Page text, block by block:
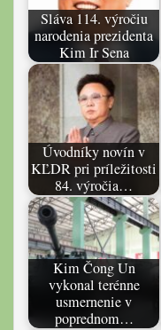
Sláva 114. výročiu
narodenia prezidenta
Kim Ir Sena
Úvodníky novín v
KĽDR pri príležitosti
84. výročia…
Kim Čong Un
vykonal terénne
usmernenie v
poprednom…